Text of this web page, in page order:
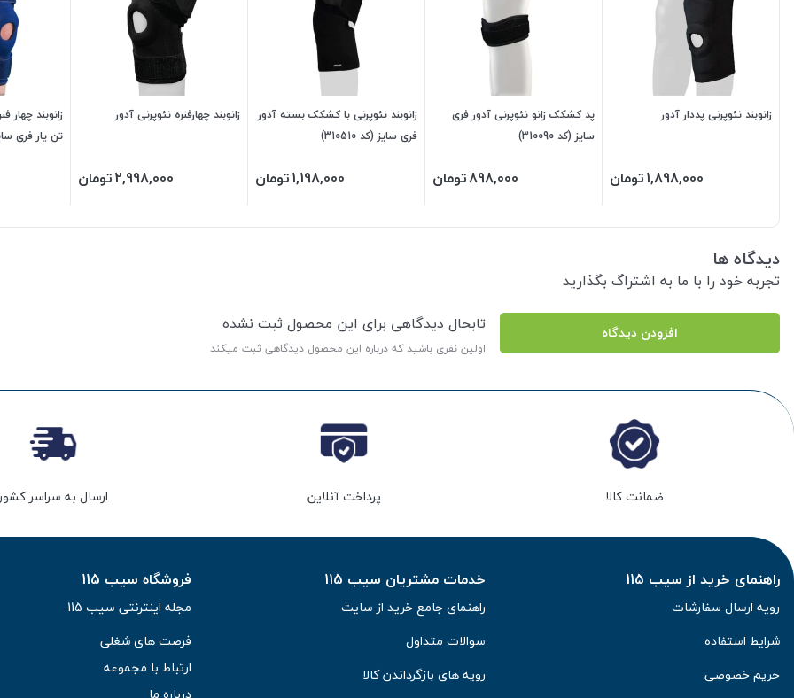
زانوبند نئوپرنی پددار آدور
1,898,000تومان
پد کشکک زانو نئوپرنی آدور فری
سایز (کد 310090)
898,000تومان
زانوبند نئوپرنی با کشکک بسته آدور
فری سایز (کد 310510)
1,198,000تومان
زانوبند چهارفنره نئوپرنی آدور
2,998,000تومان
زانوبند چهار
تن یار فری
دیدگاه ها
تجربه خود را با ما به اشتراگ بگذارید
افزودن دیدگاه تابحال دیدگاهی برای این محصول ثبت نشده
اولین نفری باشید که درباره این محصول دیدگاهی ثبت میکند
ضمانت کالا پرداخت آنلاین ارسال به سراسر کشور
راهنمای خرید از سیب 115
رویه ارسال سفارشات
شرایط استفاده
حریم خصوصی
خدمات مشتریان سیب 115
راهنمای جامع خرید از سایت
سوالات متداول
رویه های بازگرداندن کالا
فروشگاه سیب 115
مجله اینترنتی سیب 115
فرصت های شغلی
ارتباط با مجموعه
درباره ما